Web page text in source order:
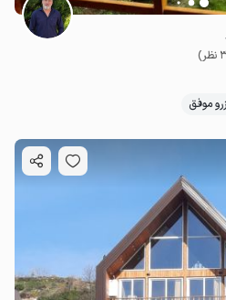
میلیون ت 5